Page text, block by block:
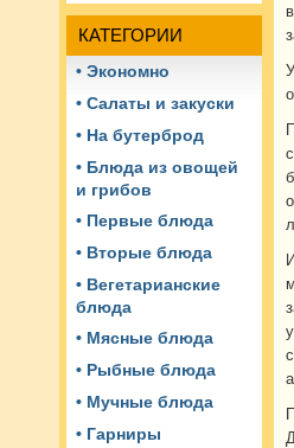
КАТЕГОРИИ
• Экономно
• Салаты и закуски
• На бутерброд
• Блюда из овощей
и грибов
• Первые блюда
• Вторые блюда
• Вегетарианские
блюда
• Мясные блюда
• Рыбные блюда
• Мучные блюда
• Гарниры